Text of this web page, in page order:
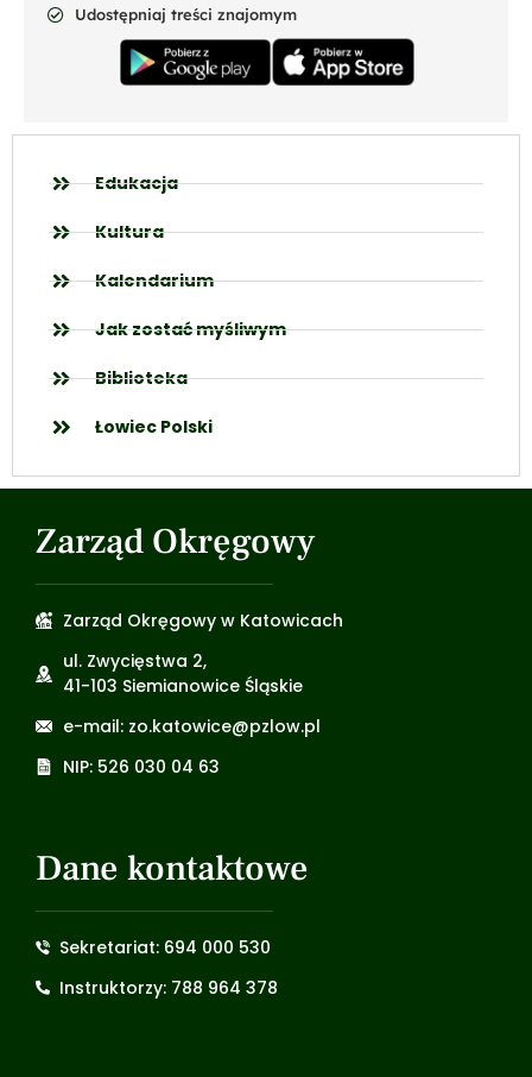
Udostępniaj treści znajomym
Edukacja
Kultura
Kalendarium
Jak zostać myśliwym
Biblioteka
Łowiec Polski
Zarząd Okręgowy
Zarząd Okręgowy w Katowicach
ul. Zwycięstwa 2,
41-103 Siemianowice Śląskie
e-mail: zo.katowice@pzlow.pl
NIP: 526 030 04 63
Dane kontaktowe
Sekretariat: 694 000 530
Instruktorzy: 788 964 378